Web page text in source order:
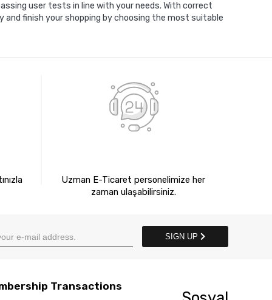
user tests in line with your needs. With correct
finish your shopping by choosing the most suitable
Uzman E-Ticaret personelimize her
zaman ulaşabilirsiniz.
SIGN UP
Transactions